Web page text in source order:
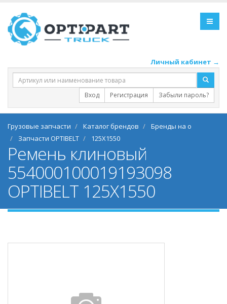
Личный кабинет →
Вход Регистрация Забыли пароль?
Грузовые запчасти Каталог брендов
Бренды на o
Запчасти OPTIBELT
125X1550
Ремень клиновый
554000100019193098
OPTIBELT 125X1550